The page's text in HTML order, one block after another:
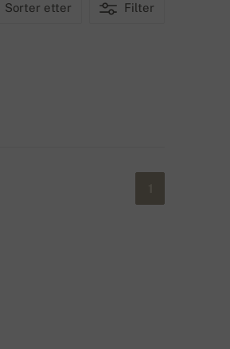
Sorter etter Filter